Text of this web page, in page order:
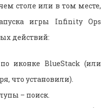
столе или в том месте,
игры Infinity Ops
действий:
иконке BlueStack (или
что установили).
– поиск.